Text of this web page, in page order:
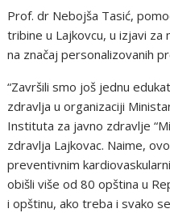
Prof. dr Nebojša Tasić,
tribine u Lajkovcu, u izjavi
na značaj personalizovanih
“Završili smo još jednu
zdravlja u organizaciji
Instituta za javno zdravlje
zdravlja Lajkovac. Naime,
preventivnim
obišli više od 80 opština u
i opštinu, ako treba i svako